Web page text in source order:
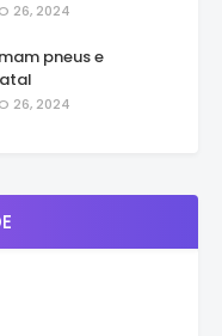
26, 2024
pneus e
26, 2024